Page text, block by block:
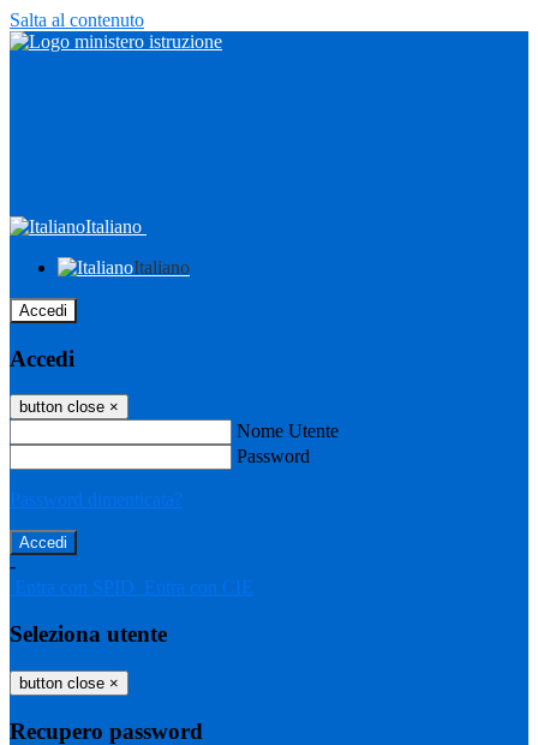
Salta al contenuto
Italiano
Italiano
Accedi
Accedi
button close ×
Nome Utente
Password
Password dimenticata?
-
Entra con SPID
Entra con CIE
Seleziona utente
button close ×
Recupero password